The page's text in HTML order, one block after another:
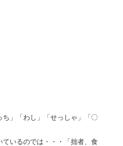
」「わし」「せっしゃ」「〇
いるのでは・・・「拙者、食